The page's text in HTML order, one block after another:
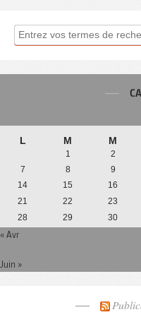
L M M
1 2
7
8 9
14
15 16
21
22 23
28
29 30
« Avr
Juin »